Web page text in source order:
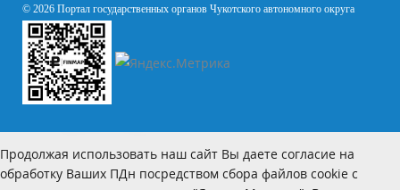
© 2026 Портал государственных органов Чукотского автономного округа
Продолжая использовать наш сайт Вы даете согласие на
обработку Ваших ПДн посредством сбора файлов cookie с